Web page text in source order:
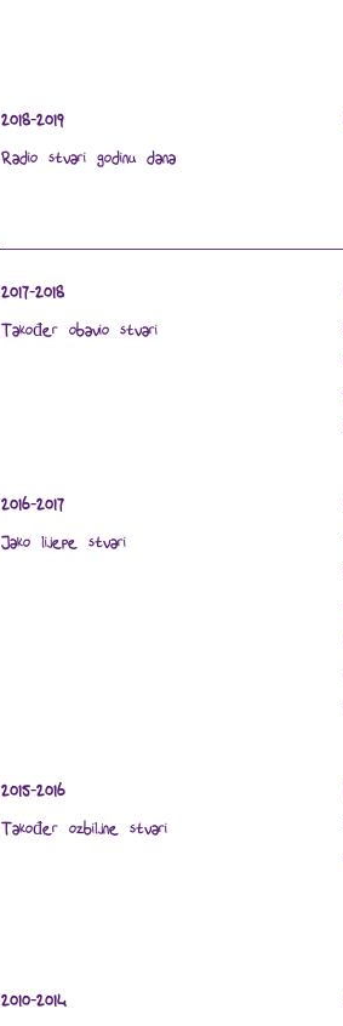
2018-2019
Radio stvari godinu dana
2017-2018
Također obavio stvari
2016-2017
Jako lijepe stvari
2015-2016
Također ozbiljne stvari
2010-2014